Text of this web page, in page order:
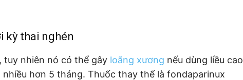
kỳ thai nghén
tuy nhiên nó có thể gây loãng xương nếu dùng liều cao
hơn 5 tháng. Thuốc thay thế là fondaparinux